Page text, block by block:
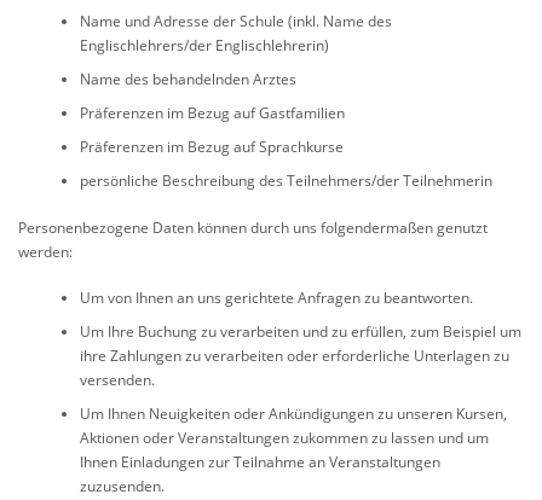
Name und Adresse der Schule (inkl. Name des
Englischlehrers/der Englischlehrerin)
Name des behandelnden Arztes
Präferenzen im Bezug auf Gastfamilien
Präferenzen im Bezug auf Sprachkurse
persönliche Beschreibung des Teilnehmers/der Teilnehmerin
Personenbezogene Daten können durch uns folgendermaßen genutzt
werden:
Um von Ihnen an uns gerichtete Anfragen zu beantworten.
Um Ihre Buchung zu verarbeiten und zu erfüllen, zum Beispiel um
ihre Zahlungen zu verarbeiten oder erforderliche Unterlagen zu
versenden.
Um Ihnen Neuigkeiten oder Ankündigungen zu unseren Kursen,
Aktionen oder Veranstaltungen zukommen zu lassen und um
Ihnen Einladungen zur Teilnahme an Veranstaltungen
zuzusenden.